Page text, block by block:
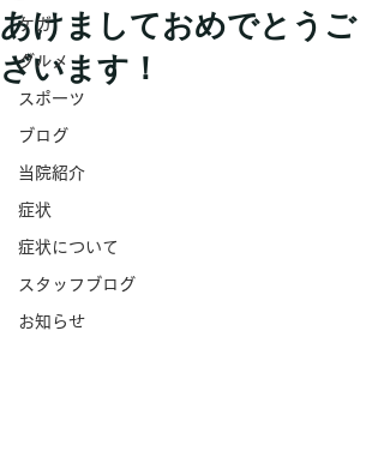
ケガ
グルメ
スポーツ
ブログ
当院紹介
症状
症状について
スタッフブログ
お知らせ
あけましておめでとうご
ざいます！